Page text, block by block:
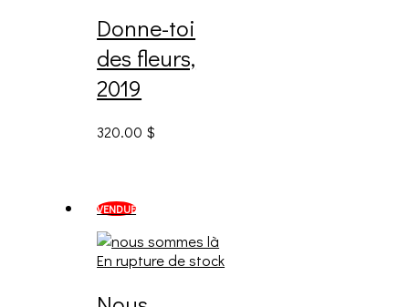
Donne-toi
des fleurs,
2019
320.00 $
VENDUE
En rupture de stock